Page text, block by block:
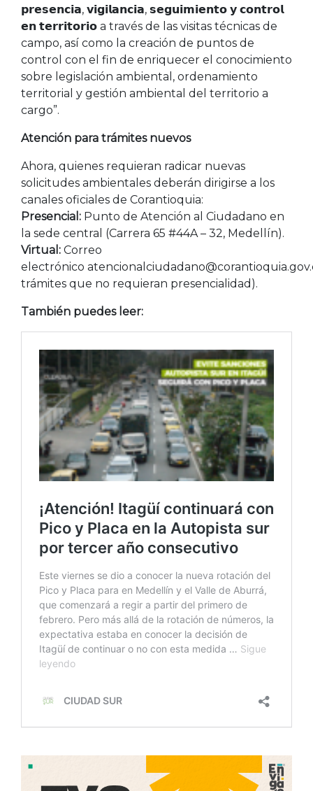
𝗽𝗿𝗲𝘀𝗲𝗻𝗰𝗶𝗮, 𝘃𝗶𝗴𝗶𝗹𝗮𝗻𝗰𝗶𝗮, 𝘀𝗲𝗴𝘂𝗶𝗺𝗶𝗲𝗻𝘁𝗼 𝘆 𝗰𝗼𝗻𝘁𝗿𝗼𝗹
𝗲𝗻 𝘁𝗲𝗿𝗿𝗶𝘁𝗼𝗿𝗶𝗼 a través de las visitas técnicas de
campo, así como la creación de puntos de
control con el fin de enriquecer el conocimiento
sobre legislación ambiental, ordenamiento
territorial y gestión ambiental del territorio a
cargo”.
Atención para trámites nuevos
Ahora, quienes requieran radicar nuevas
solicitudes ambientales deberán dirigirse a los
canales oficiales de Corantioquia:
Presencial: Punto de Atención al Ciudadano en
la sede central (Carrera 65 #44A – 32, Medellín).
Virtual: Correo
electrónico
trámites que no requieran presencialidad).
También puedes leer: